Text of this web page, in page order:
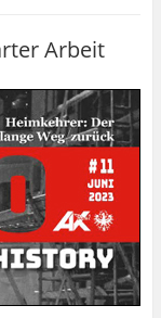
Arbeit